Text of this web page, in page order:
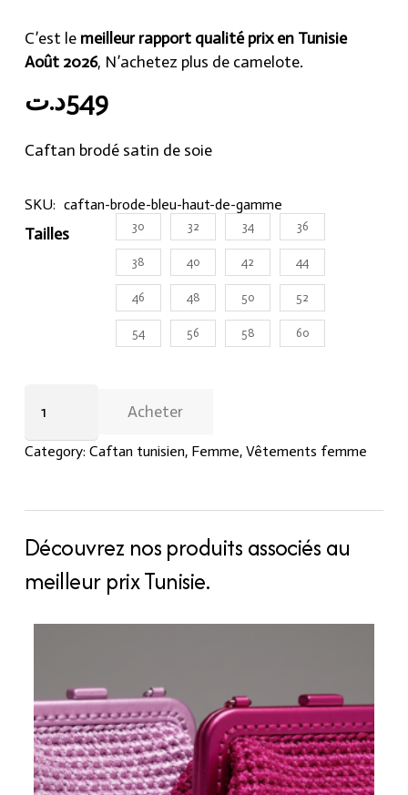
C’est le meilleur rapport qualité prix en Tunisie
Août 2026, N’achetez plus de camelote.
549د.ت
Caftan brodé satin de soie
SKU: caftan-brode-bleu-haut-de-gamme
Tailles 30 32 34 36
38 40 42 44
46 48 50 52
54 56 58 60
brodé
bleu
haut-
gamme
quantity
Acheter
Category: Caftan tunisien, Femme, Vêtements femme
Découvrez nos produits associés au
meilleur prix Tunisie.